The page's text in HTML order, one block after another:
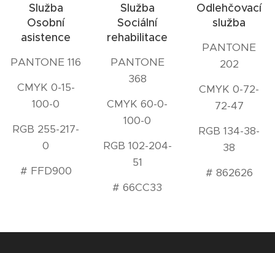
Služba
Osobní
asistence
PANTONE 116
CMYK 0-15-
100-0
RGB 255-217-
0
# FFD900
Služba
Sociální
rehabilitace
PANTONE
368
CMYK 60-0-
100-0
RGB 102-204-
51
# 66CC33
Odlehčovací
služba
PANTONE
202
CMYK 0-72-
72-47
RGB 134-38-
38
# 862626